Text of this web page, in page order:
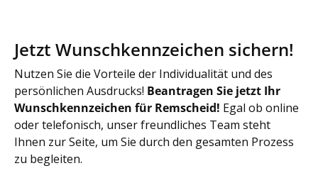
Jetzt Wunschkennzeichen sichern!
Nutzen Sie die Vorteile der Individualität und des
persönlichen Ausdrucks! Beantragen Sie jetzt Ihr
Wunschkennzeichen für Remscheid! Egal ob online
oder telefonisch, unser freundliches Team steht
Ihnen zur Seite, um Sie durch den gesamten Prozess
zu begleiten.